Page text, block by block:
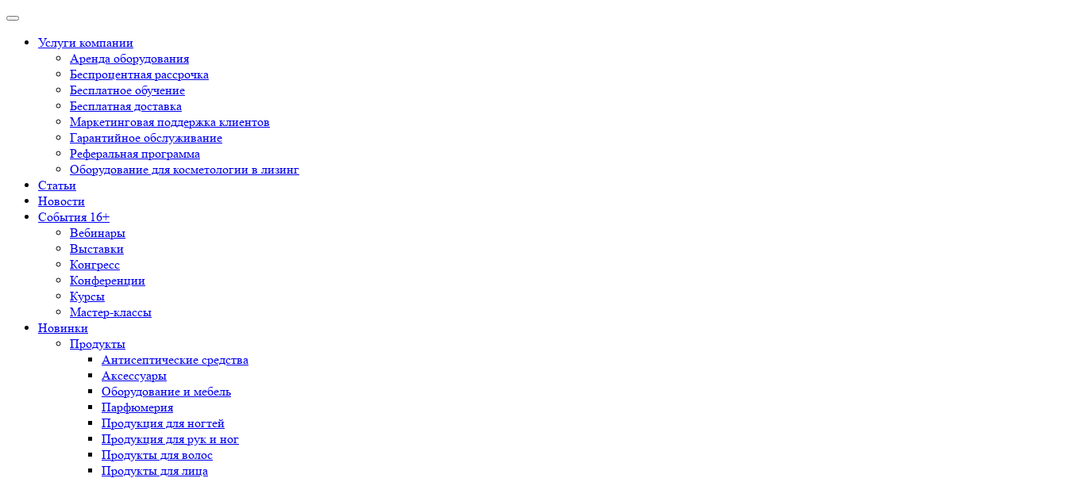
Услуги компании
Аренда оборудования
Беспроцентная рассрочка
Бесплатное обучение
Бесплатная доставка
Маркетинговая поддержка клиентов
Гарантийное обслуживание
Реферальная программа
Оборудование для косметологии в лизинг
Статьи
Новости
События 16+
Вебинары
Выставки
Конгресс
Конференции
Курсы
Мастер-классы
Новинки
Продукты
Антисептические средства
Аксессуары
Оборудование и мебель
Парфюмерия
Продукция для ногтей
Продукция для рук и ног
Продукты для волос
Продукты для лица